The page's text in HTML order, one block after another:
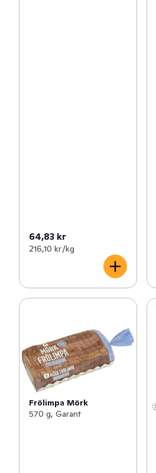
64,83 kr
216,10 kr /kg
Frölimpa Mörk
570 g, Garant